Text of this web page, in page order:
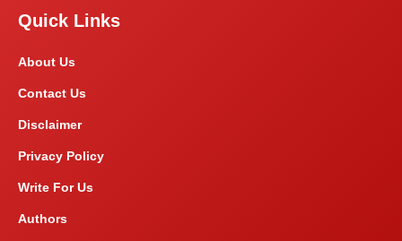
Quick Links
About Us
Contact Us
Disclaimer
Privacy Policy
Write For Us
Authors